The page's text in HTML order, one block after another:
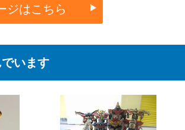
ジはこちら
います